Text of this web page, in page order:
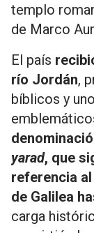
templo
de Marco
El país
río Jordán,
bíblicos y
yarad, que
referencia
de Galilea
carga